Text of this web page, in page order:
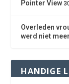
Pointer View
Overleden
werd niet
HANDIGE